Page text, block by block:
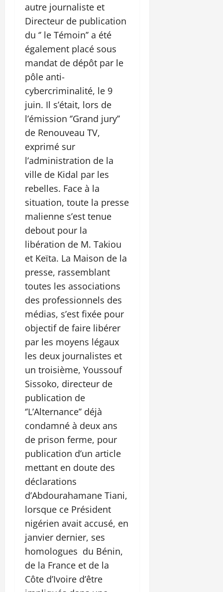
autre journaliste et
Directeur de publication
du ‘’ le Témoin’’ a été
également placé sous
mandat de dépôt par le
pôle anti-
cybercriminalité, le 9
juin. Il s’était, lors de
l’émission ‘’Grand jury’’
de Renouveau TV,
exprimé sur
l’administration de la
ville de Kidal par les
rebelles. Face à la
situation, toute la presse
malienne s’est tenue
debout pour la
libération de M. Takiou
et Keïta. La Maison de la
presse, rassemblant
toutes les associations
des professionnels des
médias, s’est fixée pour
objectif de faire libérer
par les moyens légaux
les deux journalistes et
un troisième, Youssouf
Sissoko, directeur de
publication de
‘’L’Alternance’’ déjà
condamné à deux ans
de prison ferme, pour
publication d’un article
mettant en doute des
déclarations
d’Abdourahamane Tiani,
lorsque ce Président
nigérien avait accusé, en
janvier dernier, ses
homologues du Bénin,
de la France et de la
Côte d’Ivoire d’être